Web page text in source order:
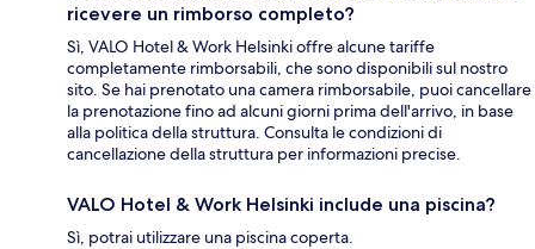
ricevere un rimborso completo?
Sì, VALO Hotel & Work Helsinki offre alcune tariffe
completamente rimborsabili, che sono disponibili sul nostro
sito. Se hai prenotato una camera rimborsabile, puoi cancellare
la prenotazione fino ad alcuni giorni prima dell'arrivo, in base
alla politica della struttura. Consulta le condizioni di
cancellazione della struttura per informazioni precise.
VALO Hotel & Work Helsinki include una piscina?
Sì, potrai utilizzare una piscina coperta.